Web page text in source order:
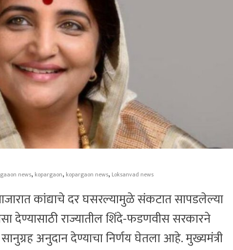
news, kopargaon, kopargaon news, Loksanvad news
कांद्याचे दर घसरल्यामुळे संकटात सापडलेल्या
देण्यासाठी राज्यातील शिंदे-फडणवीस सरकारने
अनुदान देण्याचा निर्णय घेतला आहे. मुख्यमंत्री